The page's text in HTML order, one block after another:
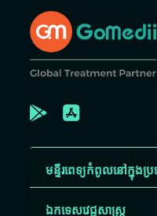
មន្ទីរពេទ្យកំពូលនៅក្នុងប្
ឯកទេសវេជ្ជសាស្ត្រ